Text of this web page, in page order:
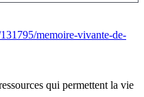
memoire-vivante-de-
qui permettent la vie